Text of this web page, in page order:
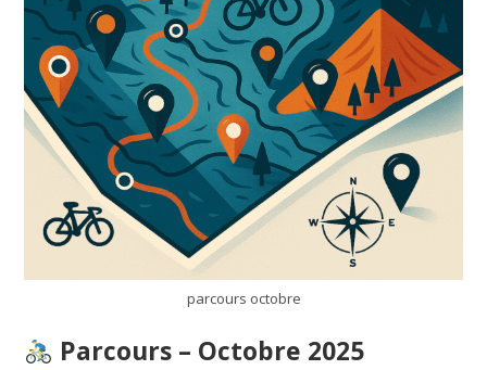
parcours octobre
Parcours – Octobre 2025